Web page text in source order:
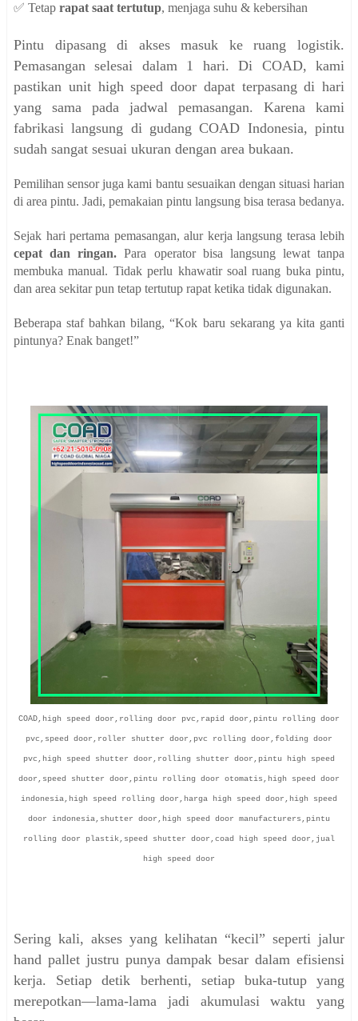
✅ Tetap rapat saat tertutup, menjaga suhu & kebersihan
Pintu dipasang di akses masuk ke ruang logistik.
Pemasangan selesai dalam 1 hari. Di COAD, kami
pastikan unit high speed door dapat terpasang di hari
yang sama pada jadwal pemasangan. Karena kami
fabrikasi langsung di gudang COAD Indonesia, pintu
sudah sangat sesuai ukuran dengan area bukaan.
Pemilihan sensor juga kami bantu sesuaikan dengan situasi harian
di area pintu. Jadi, pemakaian pintu langsung bisa terasa bedanya.
Sejak hari pertama pemasangan, alur kerja langsung terasa lebih
cepat dan ringan. Para operator bisa langsung lewat tanpa
membuka manual. Tidak perlu khawatir soal ruang buka pintu,
dan area sekitar pun tetap tertutup rapat ketika tidak digunakan.
Beberapa staf bahkan bilang, “Kok baru sekarang ya kita ganti
pintunya? Enak banget!”
COAD,high speed door,rolling door pvc,rapid door,pintu rolling door
pvc,speed door,roller shutter door,pvc rolling door,folding door
pvc,high speed shutter door,rolling shutter door,pintu high speed
door,speed shutter door,pintu rolling door otomatis,high speed door
indonesia,high speed rolling door,harga high speed door,high speed
door indonesia,shutter door,high speed door manufacturers,pintu
rolling door plastik,speed shutter door,coad high speed door,jual
high speed door
Sering kali, akses yang kelihatan “kecil” seperti jalur
hand pallet justru punya dampak besar dalam efisiensi
kerja. Setiap detik berhenti, setiap buka-tutup yang
merepotkan—lama-lama jadi akumulasi waktu yang